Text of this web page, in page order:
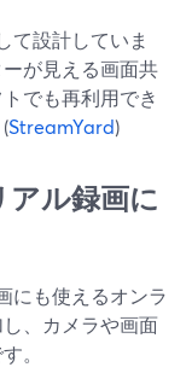
て設計していま
が見える画面共
でも再利用でき
StreamYard)
ル録画に
にも使えるオンラ
、カメラや画面
。